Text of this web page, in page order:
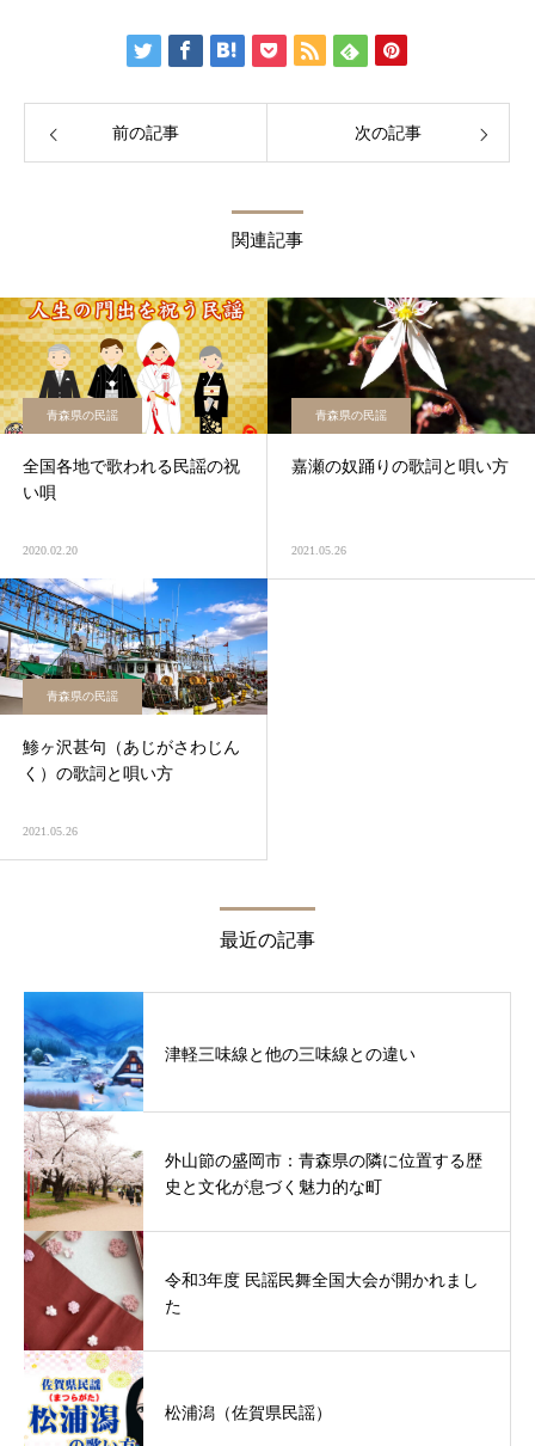
前の記事 次の記事
関連記事
青森県の民謡
全国各地で歌われる民謡の祝
い唄
2020.02.20
青森県の民謡
嘉瀬の奴踊りの歌詞と唄い方
2021.05.26
青森県の民謡
鯵ヶ沢甚句（あじがさわじん
く）の歌詞と唄い方
2021.05.26
最近の記事
津軽三味線と他の三味線との違い
外山節の盛岡市：青森県の隣に位置する歴
史と文化が息づく魅力的な町
令和3年度 民謡民舞全国大会が開かれまし
た
松浦潟（佐賀県民謡）